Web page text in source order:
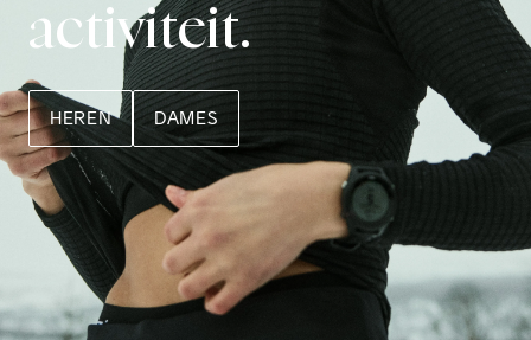
activiteit.
HEREN DAMES